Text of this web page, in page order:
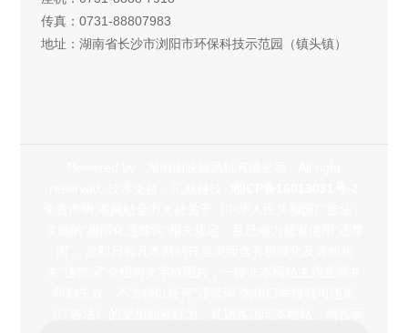
传真：0731-88807983
地址：湖南省长沙市浏阳市环保科技示范园（镇头镇）